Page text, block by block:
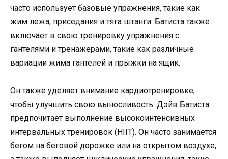
часто использует базовые упражнения, такие как
жим лежа, приседания и тяга штанги. Батиста также
включает в свою тренировку упражнения с
гантелями и тренажерами, такие как различные
вариации жима гантелей и прыжки на ящик.
Он также уделяет внимание кардиотренировке,
чтобы улучшить свою выносливость. Дэйв Батиста
предпочитает выполнение высокоинтенсивных
интервальных тренировок (HIIT). Он часто занимается
бегом на беговой дорожке или на открытом воздухе,